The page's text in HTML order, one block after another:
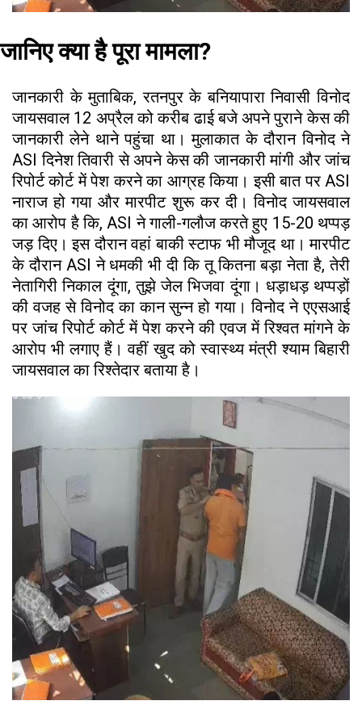
जानिए क्या है पूरा मामला?
जानकारी के मुताबिक, रतनपुर के बनियापारा निवासी विनोद
जायसवाल 12 अप्रैल को करीब ढाई बजे अपने पुराने केस की
जानकारी लेने थाने पहुंचा था। मुलाकात के दौरान विनोद ने
ASI दिनेश तिवारी से अपने केस की जानकारी मांगी और जांच
रिपोर्ट कोर्ट में पेश करने का आग्रह किया। इसी बात पर ASI
नाराज हो गया और मारपीट शुरू कर दी। विनोद जायसवाल
का आरोप है कि, ASI ने गाली-गलौज करते हुए 15-20 थप्पड़
जड़ दिए। इस दौरान वहां बाकी स्टाफ भी मौजूद था। मारपीट
के दौरान ASI ने धमकी भी दी कि तू कितना बड़ा नेता है, तेरी
नेतागिरी निकाल दूंगा, तुझे जेल भिजवा दूंगा। धड़ाधड़ थप्पड़ों
की वजह से विनोद का कान सुन्न हो गया। विनोद ने एएसआई
पर जांच रिपोर्ट कोर्ट में पेश करने की एवज में रिश्वत मांगने के
आरोप भी लगाए हैं। वहीं खुद को स्वास्थ्य मंत्री श्याम बिहारी
जायसवाल का रिश्तेदार बताया है।